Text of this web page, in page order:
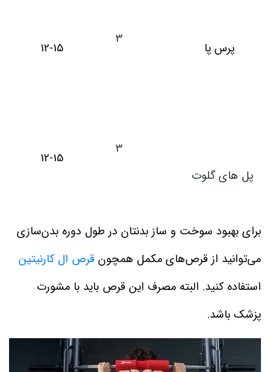
پرس پا 12-15
پل های گلوت
12-15
برای بهبود سوخت و ساز بدنتان در طول دوره بدن‌سازی
می‌توانید از قرص‌های مکمل همچون قرص ال کارنیتین
استفاده کنید. البته مصرف این قرص باید با مشورت
پزشک باشد.